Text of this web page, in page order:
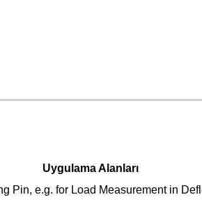
Uygulama Alanları
Pin, e.g. for Load Measurement in